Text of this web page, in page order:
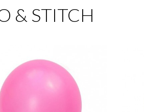
& STITCH